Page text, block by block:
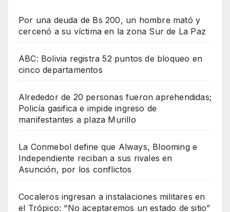
Por una deuda de Bs 200, un hombre mató y
cercenó a su víctima en la zona Sur de La Paz
ABC: Bolivia registra 52 puntos de bloqueo en
cinco departamentos
Alrededor de 20 personas fueron aprehendidas;
Policía gasifica e impide ingreso de
manifestantes a plaza Murillo
La Conmebol define que Always, Blooming e
Independiente reciban a sus rivales en
Asunción, por los conflictos
Cocaleros ingresan a instalaciones militares en
el Trópico: “No aceptaremos un estado de sitio”